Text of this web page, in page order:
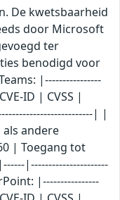
De kwetsbaarheid
door Microsoft
ter
benodigd voor
|----------------
ID | CVSS |
| |
als andere
| Toegang tot
|----------------------
|----------------